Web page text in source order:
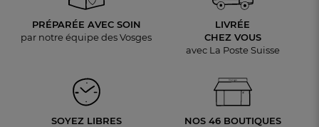
PRÉPARÉE AVEC SOIN
par notre équipe des Vosges
LIVRÉE
CHEZ VOUS
avec La Poste Suisse
SOYEZ LIBRES
NOS 46 BOUTIQUES